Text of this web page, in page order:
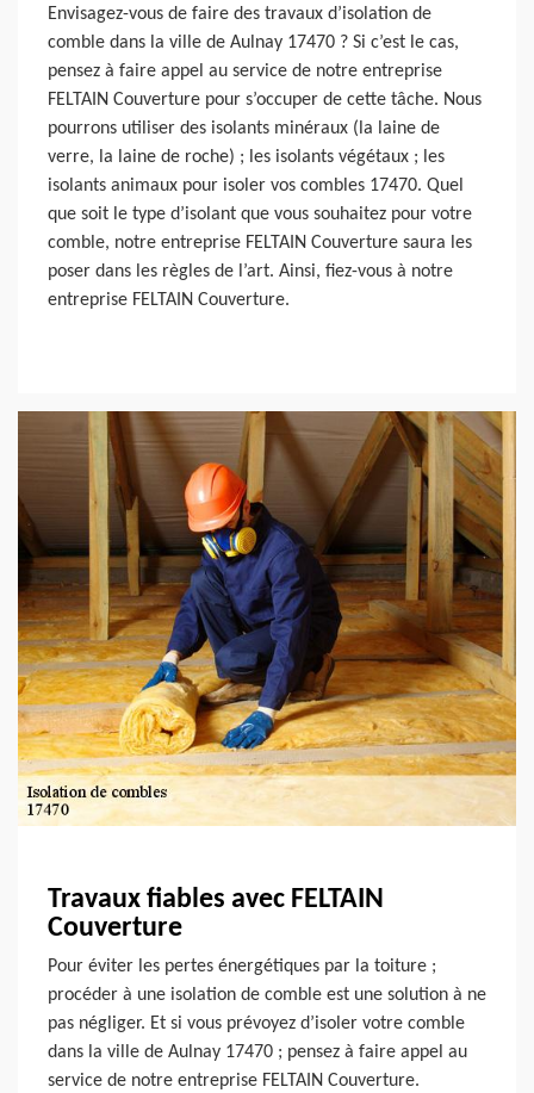
Envisagez-vous de faire des travaux d’isolation de
comble dans la ville de Aulnay 17470 ? Si c’est le cas,
pensez à faire appel au service de notre entreprise
FELTAIN Couverture pour s’occuper de cette tâche. Nous
pourrons utiliser des isolants minéraux (la laine de
verre, la laine de roche) ; les isolants végétaux ; les
isolants animaux pour isoler vos combles 17470. Quel
que soit le type d’isolant que vous souhaitez pour votre
comble, notre entreprise FELTAIN Couverture saura les
poser dans les règles de l’art. Ainsi, fiez-vous à notre
entreprise FELTAIN Couverture.
Travaux fiables avec FELTAIN
Couverture
Pour éviter les pertes énergétiques par la toiture ;
procéder à une isolation de comble est une solution à ne
pas négliger. Et si vous prévoyez d’isoler votre comble
dans la ville de Aulnay 17470 ; pensez à faire appel au
service de notre entreprise FELTAIN Couverture.